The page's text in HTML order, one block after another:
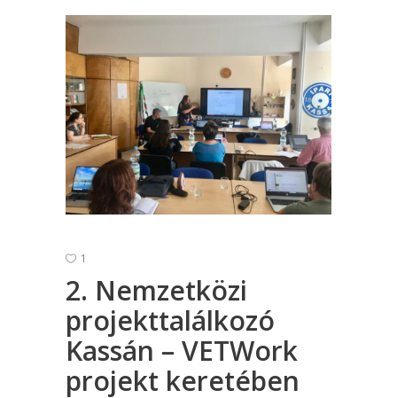
1
2. Nemzetközi
projekttalálkozó
Kassán – VETWork
projekt keretében